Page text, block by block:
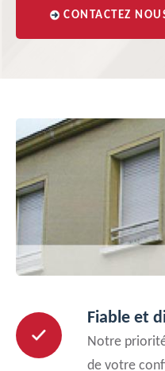
CONTACTEZ
Fiable et
Notre
de votre